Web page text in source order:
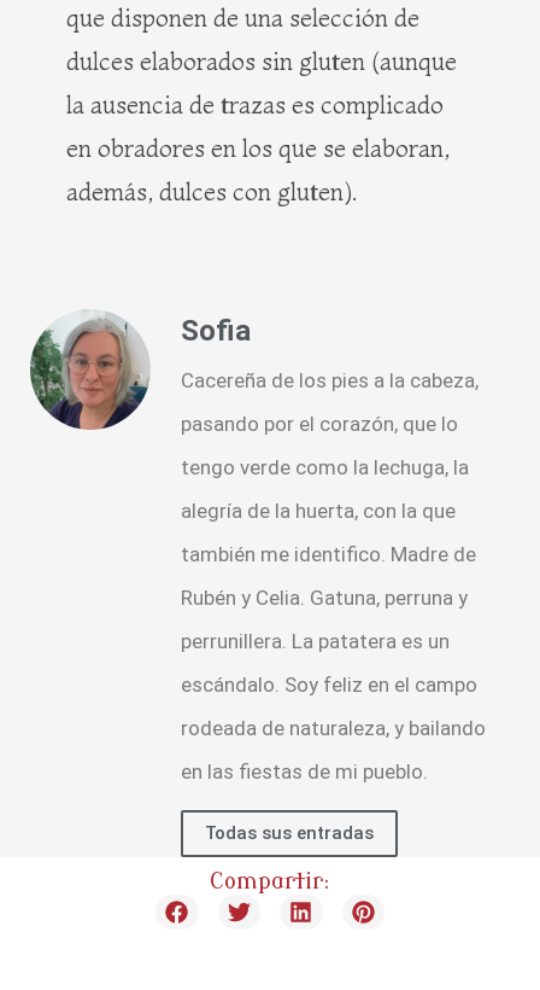
que disponen de una selección de
dulces elaborados sin gluten (aunque
la ausencia de trazas es complicado
en obradores en los que se elaboran,
además, dulces con gluten).
Sofia
Cacereña de los pies a la cabeza,
pasando por el corazón, que lo
tengo verde como la lechuga, la
alegría de la huerta, con la que
también me identifico. Madre de
Rubén y Celia. Gatuna, perruna y
perrunillera. La patatera es un
escándalo. Soy feliz en el campo
rodeada de naturaleza, y bailando
en las fiestas de mi pueblo.
Todas sus entradas
Compartir: